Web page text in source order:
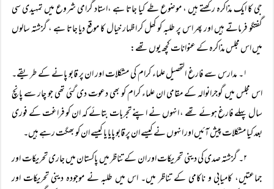
جی کا ایک مذاکرہ رکھتے ہیں ، موضوع طے کیا جاتا ہے ،استاد گرامی شروع میں تمہیدی سی
گفتگو فرماتے ہیں اور پھر اس پر طلبہ کو کھل کر اظہار خیال کا موقع دیا جاتا ہے ، گزشتہ سالوں
میں اس مجلس مذاکرہ کے عنوانات کچھ یوں تھے:
۱۔ مدارس سے فارغ التحصیل علماء کرام کی مشکلات اور ان پر قابو پانے کے طریقے۔
اس مجلس میں گوجرانوالہ کے مقامی ان علماء کرام کو بھی دعوت دی گئی تھی جو چار سے پانچ
سال پہلے فارغ ہوئے تھے ، انہوں نے اپنے تجربات بتائے کہ ان کو فراغت کے فوری
بعد کیا مشکلات پیش آئیں اور انہوں نے کیسے ان پر قابو پایا یا کیسے ان کو بھگت رہے ہیں۔
۲۔ گزشتہ صدی کی دینی تحریکات اور ان کے تناظر میں پاکستان میں جاری تحریکات اور
جماعتیں، کامیابی و ناکامی کے تناظر میں۔ اس میں طلبہ نے موجودہ دینی تحریکات اور